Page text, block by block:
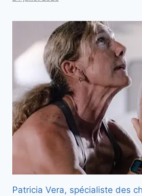
Patricia Vera, spécialiste des